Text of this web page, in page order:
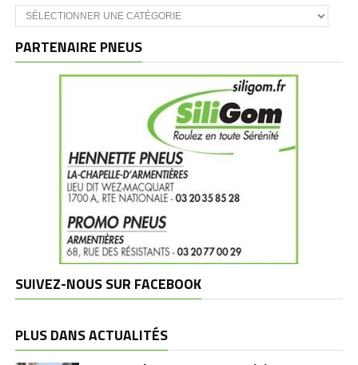
Catégories
et
PARTENAIRE PNEUS
SUIVEZ-NOUS SUR FACEBOOK
PLUS DANS ACTUALITÉS